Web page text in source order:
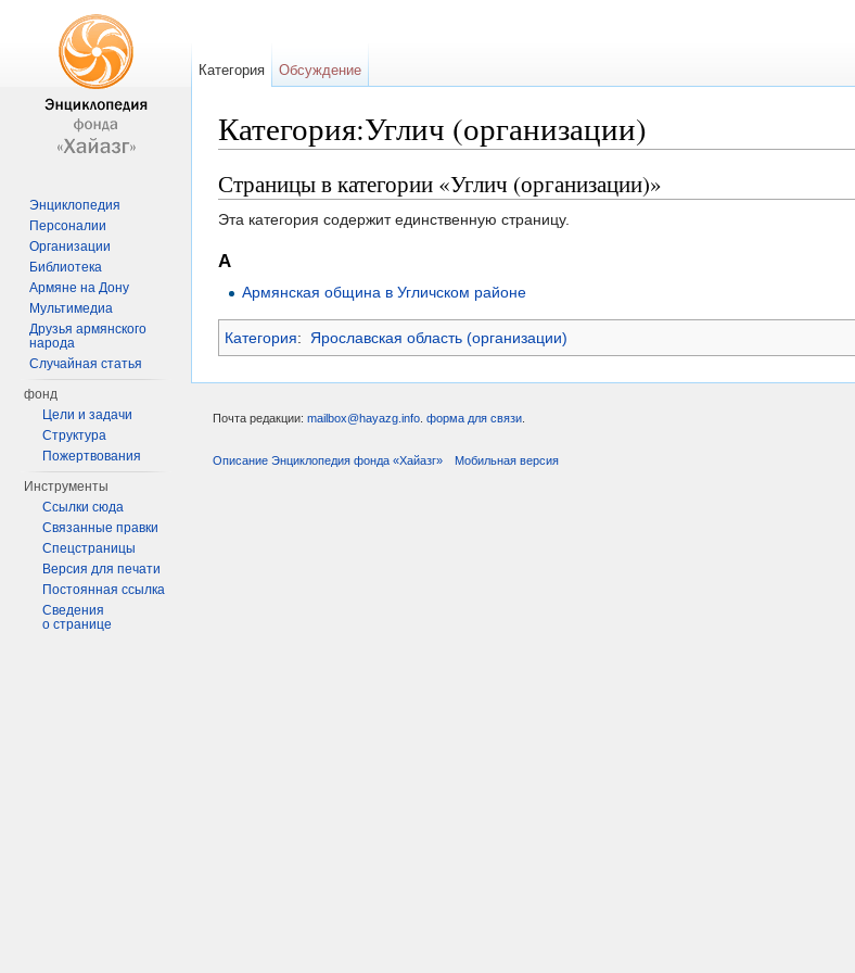
Категория:Углич (организации)
Страницы в категории «Углич (организации)»
Эта категория содержит единственную страницу.
А
Армянская община в Угличском районе
Категория: Ярославская область (организации)
Категория Обсуждение
Энциклопедия
Персоналии
Организации
Библиотека
Армяне на Дону
Мультимедиа
Друзья армянского
народа
Случайная статья
фонд
Цели и задачи
Структура
Пожертвования
Инструменты
Ссылки сюда
Связанные правки
Спецстраницы
Версия для печати
Постоянная ссылка
Сведения
о странице
Почта редакции: mailbox@hayazg.info форма для связи
Описание Энциклопедия фонда «Хайазг» Мобильная версия